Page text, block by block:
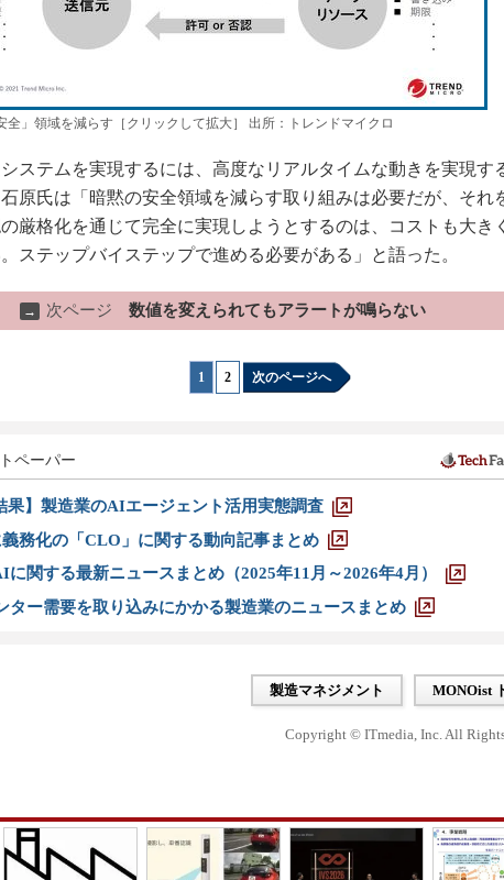
全」領域を減らす［クリックして拡大］ 出所：トレンドマイクロ
ステムを実現するには、高度なリアルタイムな動きを実現す
原氏は「暗黙の安全領域を減らす取り組みは必要だが、それ
厳格化を通じて完全に実現しようとするのは、コストも大き
ステップバイステップで進める必要がある」と語った。
→ 次ページ 数値を変えられてもアラートが鳴らない
1 2 次のページへ
ペーパー
果】製造業のAIエージェント活用実態調査
務化の「CLO」に関する動向記事まとめ
に関する最新ニュースまとめ（2025年11月～2026年4月）
ター需要を取り込みにかかる製造業のニュースまとめ
製造マネジメント MONOist
Copyright © ITmedia, Inc. All